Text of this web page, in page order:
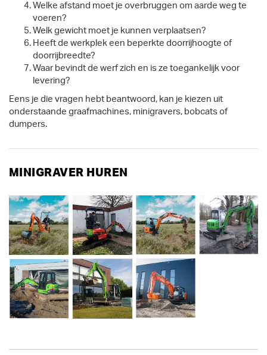
Welke afstand moet je overbruggen om aarde weg te
voeren?
Welk gewicht moet je kunnen verplaatsen?
Heeft de werkplek een beperkte doorrijhoogte of
doorrijbreedte?
Waar bevindt de werf zich en is ze toegankelijk voor
levering?
Eens je die vragen hebt beantwoord, kan je kiezen uit
onderstaande graafmachines, minigravers, bobcats of
dumpers.
MINIGRAVER HUREN